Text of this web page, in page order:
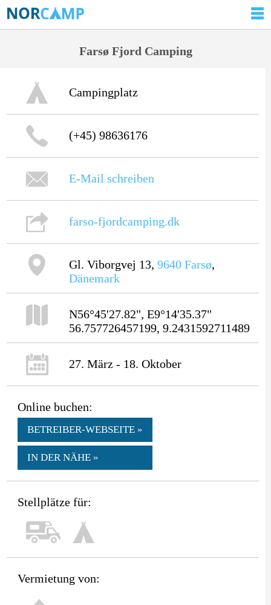
Farsø Fjord Camping
Campingplatz
(+45) 98636176
E-Mail schreiben
farso-fjordcamping.dk
Gl. Viborgvej 13, 9640 Farsø,
Dänemark
N56°45'27.82", E9°14'35.37"
56.757726457199, 9.2431592711489
27. März - 18. Oktober
Online buchen:
BETREIBER-WEBSEITE »
IN DER NÄHE »
Stellplätze für:
Vermietung von: